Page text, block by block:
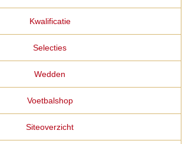
Kwalificatie
Selecties
Wedden
Voetbalshop
Siteoverzicht